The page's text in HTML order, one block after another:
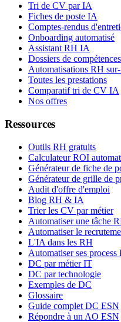
Tri de CV par IA
Fiches de poste IA
Comptes-rendus
Onboarding automatisé
Assistant RH IA
Dossiers de
Automatisations RH
Toutes les prestations
Comparatif tri de CV IA
Nos offres
Ressources
Outils RH gratuits
Calculateur ROI
Générateur de fiche de
Générateur de grille de
Audit d'offre d'emploi
Blog RH & IA
Trier les CV par métier
Automatiser une tâche
Automatiser le
L'IA dans les RH
Automatiser ses process
DC par métier IT
DC par technologie
Exemples de DC
Glossaire
Guide complet DC ESN
Répondre à un AO ESN